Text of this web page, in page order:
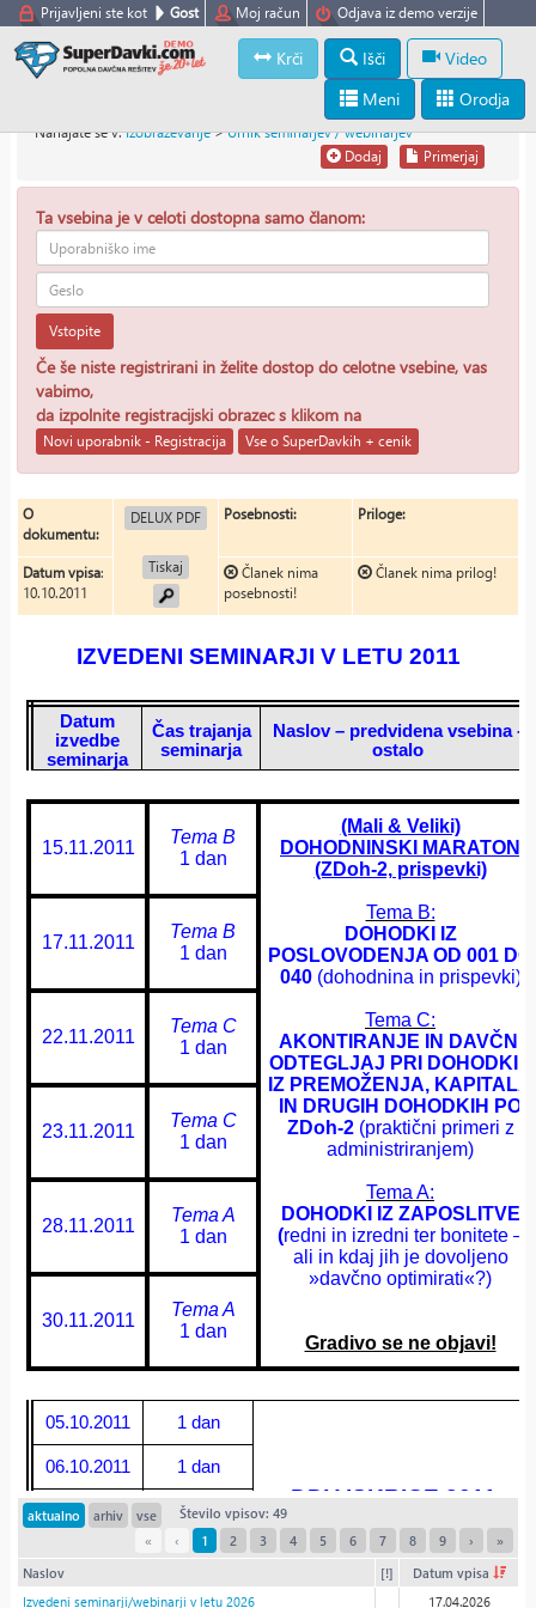
Prijavljeni ste kot Gost Moj račun Odjava iz demo verzije
Krči Išči
Video
Orodja
Meni
Nahajate se v:Izobraževanje>Urnik seminarjev / webinarjev
Primerjaj
Dodaj
Ta vsebina je v celoti dostopna samo članom:
Vstopite
Če še niste registrirani in želite dostop do celotne vsebine, vas
vabimo,
da izpolnite registracijski obrazec s klikom na
Novi uporabnik - Registracija Vse o SuperDavkih + cenik
O
dokumentu:
DELUX PDF
Tiskaj
Posebnosti: Priloge:
Datum vpisa:
10.10.2011
Članek nima
posebnosti!
Članek nima prilog!
aktualno arhiv vse
Število vpisov: 49
«
‹ 1 2 3 4 5 6 7 8 9 › »
Naslov [!]
Datum vpisa
Izvedeni seminarji/webinarji v letu 2026
17.04.2026